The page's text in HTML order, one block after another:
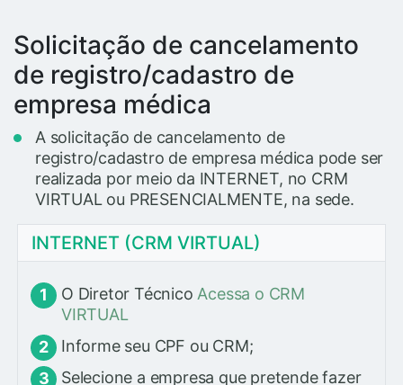
Solicitação de cancelamento
de registro/cadastro de
empresa médica
A solicitação de cancelamento de
registro/cadastro de empresa médica pode ser
realizada por meio da INTERNET, no CRM
VIRTUAL ou PRESENCIALMENTE, na sede.
INTERNET (CRM VIRTUAL)
O Diretor Técnico Acessa o CRM
VIRTUAL
Informe seu CPF ou CRM;
Selecione a empresa que pretende fazer